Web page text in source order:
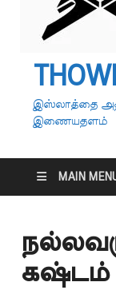
இஸ்லாத்தை
இணையதளம்
MAIN
கஷ்டம்